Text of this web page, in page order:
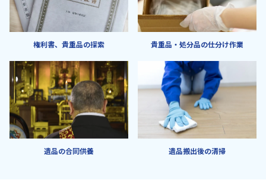
権利書、貴重品の探索 貴重品・処分品の仕分け作業
遺品の合同供養 遺品搬出後の清掃